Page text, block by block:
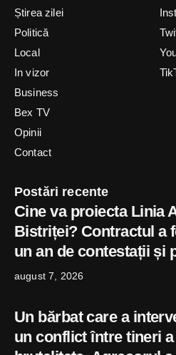
Știrea zilei
Politică
Local
In vizor
Business
Bex TV
Opinii
Contact
Postări recente
Cine va proiecta Linia
Bistriței? Contractul a
un an de contestații și
august 7, 2026
Un bărbat care a
un conflict între tineri